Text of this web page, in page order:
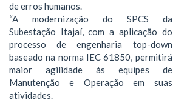
de erros humanos.
“A modernização do SPCS da
Subestação Itajaí, com a aplicação do
processo de engenharia top-down
baseado na norma IEC 61850, permitirá
maior agilidade às equipes de
Manutenção e Operação em suas
atividades.